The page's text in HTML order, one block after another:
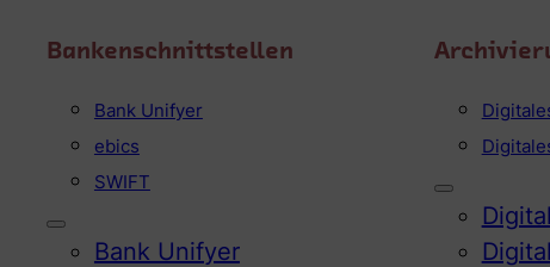
Bankenschnittstellen
Bank Unifyer
ebics
SWIFT
Bank Unifyer